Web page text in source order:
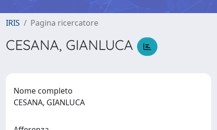
IRIS Pagina ricercatore
CESANA, GIANLUCA
Nome completo
CESANA, GIANLUCA